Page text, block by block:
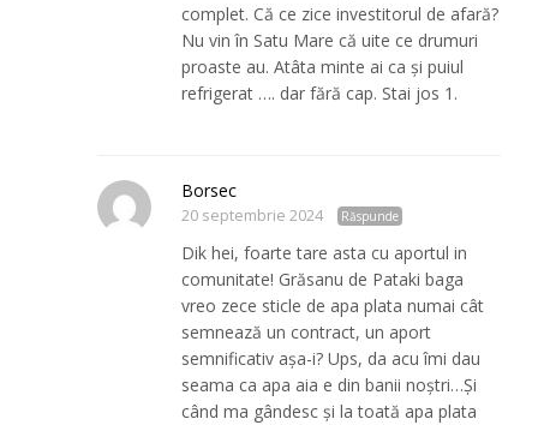
complet. Că ce zice investitorul de afară?
Nu vin în Satu Mare că uite ce drumuri
proaste au. Atâta minte ai ca și puiul
refrigerat …. dar fără cap. Stai jos 1.
Borsec
20 septembrie 2024 Răspunde
Dik hei, foarte tare asta cu aportul in
comunitate! Grăsanu de Pataki baga
vreo zece sticle de apa plata numai cât
semnează un contract, un aport
semnificativ așa-i? Ups, da acu îmi dau
seama ca apa aia e din banii noștri…Și
când ma gândesc și la toată apa plata